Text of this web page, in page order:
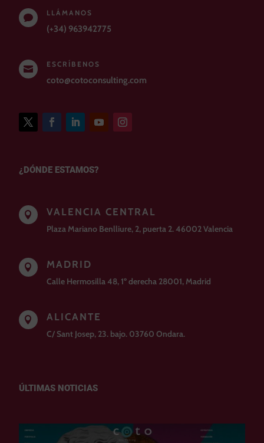

LLÁMANOS
(+34) 963942775

ESCRÍBENOS
coto@cotoconsulting.com
¿DÓNDE ESTAMOS?
 VALENCIA CENTRAL
Plaza Mariano Benlliure, 2, puerta 2. 46002 Valencia
 MADRID
Calle Hermosilla 48, 1º derecha 28001, Madrid
 ALICANTE
C/ Sant Josep, 23. bajo. 03760 Ondara.
ÚLTIMAS NOTICIAS